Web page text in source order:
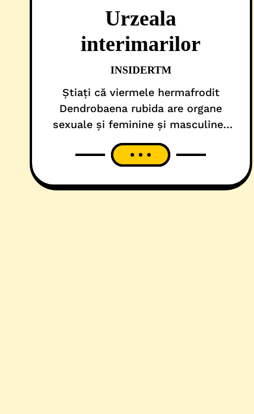
Urzeala
interimarilor
INSIDERTM
Știați că viermele hermafrodit
Dendrobaena rubida are organe
sexuale și feminine și masculine?
În cazul în care nu găsește un
partener, se dedublează, astfel
însuși. În schimb, la macaci, e un